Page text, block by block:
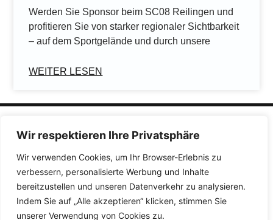
Wir respektieren Ihre Privatsphäre
Wir verwenden Cookies, um Ihr Browser-Erlebnis zu
verbessern, personalisierte Werbung und Inhalte
bereitzustellen und unseren Datenverkehr zu analysieren.
Indem Sie auf „Alle akzeptieren“ klicken, stimmen Sie
unserer Verwendung von Cookies zu.
Werden Sie Sponsor beim SC08 Reilingen und
profitieren Sie von starker regionaler Sichtbarkeit
– auf dem Sportgelände und durch unsere
WEITER LESEN
Quicklinks
Barrierefreiheitserklärung